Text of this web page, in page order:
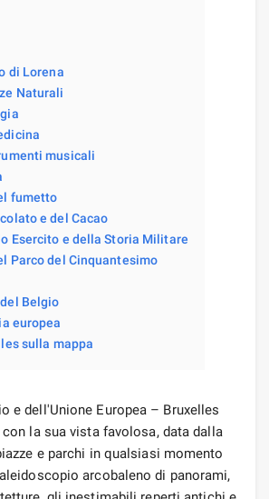
di Lorena
Naturali
musicali
fumetto
e del Cacao
Esercito e della Storia Militare
Parco del Cinquantesimo
Belgio
europea
sulla mappa
e dell'Unione Europea – Bruxelles
con la sua vista favolosa, data dalla
e parchi in qualsiasi momento
arcobaleno di panorami,